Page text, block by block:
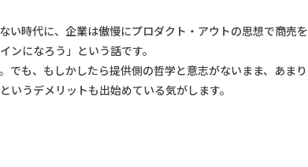
い時代に、企業は傲慢にプロダクト・アウトの思想で商売を
ンになろう」という話です。
でも、もしかしたら提供側の哲学と意志がないまま、あまり
いうデメリットも出始めている気がします。